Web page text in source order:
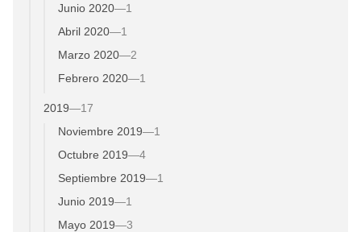
Junio 2020—1
Abril 2020—1
Marzo 2020—2
Febrero 2020—1
2019—17
Noviembre 2019—1
Octubre 2019—4
Septiembre 2019—1
Junio 2019—1
Mayo 2019—3